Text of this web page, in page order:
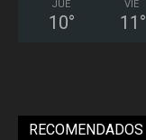
JUE
10°
VIE
11 °
RECOMENDADOS